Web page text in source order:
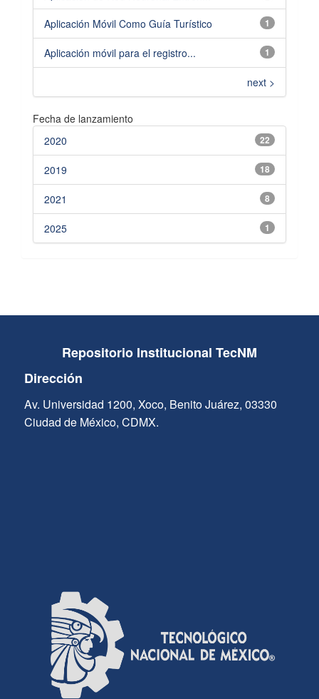
1
Aplicación Móvil Como Guía Turístico
1
Aplicación móvil para el registro...
next >
Fecha de lanzamiento
22
2020
18
2019
8
2021
1
2025
Repositorio Institucional TecNM
Dirección
Av. Universidad 1200, Xoco, Benito Juárez, 03330
Ciudad de México, CDMX.